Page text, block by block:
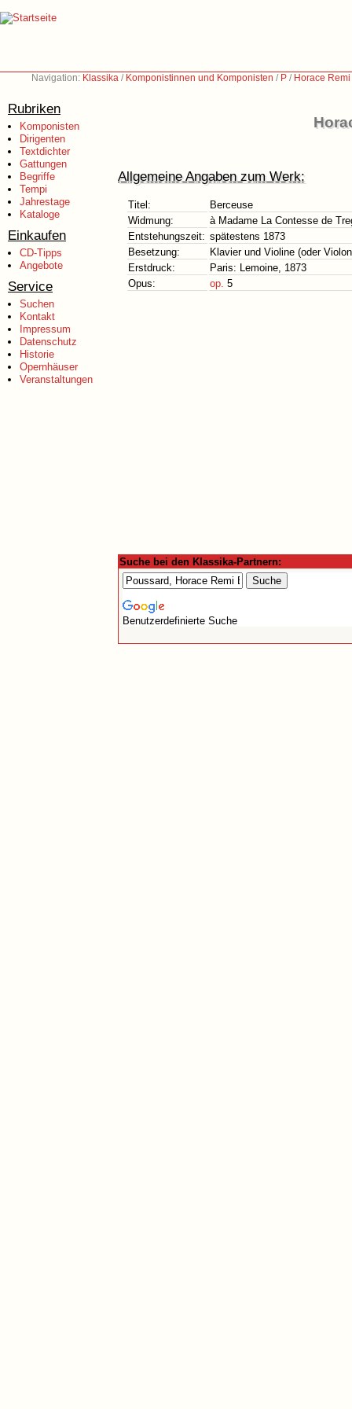
Navigation: Klassika / Komponistinnen und Komponisten / P / Horace
Rubriken
Komponisten
Dirigenten
Textdichter
Gattungen
Begriffe
Tempi
Jahrestage
Kataloge
Einkaufen
CD-Tipps
Angebote
Service
Suchen
Kontakt
Impressum
Datenschutz
Historie
Opernhäuser
Veranstaltungen
Allgemeine Angaben zum Werk:
Titel:
Berceuse
Widmung:
à Madame La Contesse de
Entstehungszeit: spätestens 1873
Besetzung:
Klavier und Violine (oder
Erstdruck:
Paris: Lemoine, 1873
Opus:
op. 5
Suche bei den Klassika-Partnern:
Benutzerdefinierte Suche